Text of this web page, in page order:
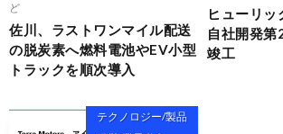
ど
佐川、ラストワンマイル配送
の脱炭素へ燃料電池やEV小型
トラックを順次導入
ヒューリッ
自社開発第
竣工
テクノロジー/製品